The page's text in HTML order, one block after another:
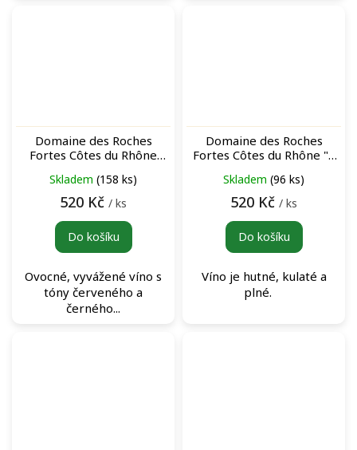
Domaine des Roches
Fortes Côtes du Rhône
víno
Skladem (158 ks)
520 Kč / ks
Do košíku
Ovocné, vyvážené víno s
tóny červeného a
černého...
Domaine des Roches
Fortes Côtes du Rhône "A
Skladem (96 ks)
520 Kč / ks
Do košíku
Víno je hutné, kulaté a
plné.